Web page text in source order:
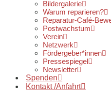
Bildergalerie
Warum reparieren?
Reparatur-Café-
Postwachstum
Verein
Netzwerk
Fördergeber*innen
Pressespiegel
Newsletter
Spenden
Kontakt /Anfahrt